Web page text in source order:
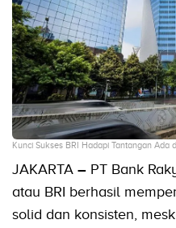
Kunci Sukses BRI Hadapi Tantangan Ada
JAKARTA – PT Bank
atau BRI berhasil
solid dan konsisten,